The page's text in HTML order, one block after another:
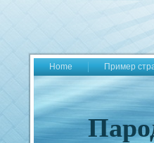
Home Пример